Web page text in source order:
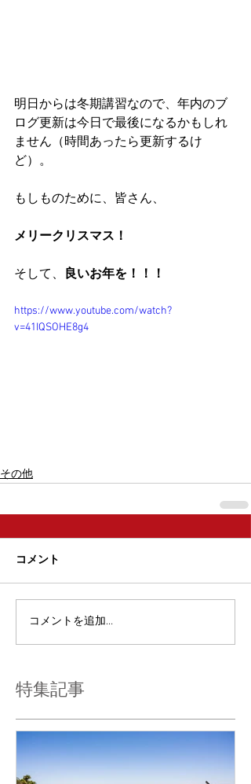
明日からは冬期講習なので、年内のブ
ログ更新は今日で最後になるかもしれ
ません（時間あったら更新するけ
ど）。
もしものために、皆さん、
メリークリスマス！
そして、 良いお年を！！！
https://www.youtube.com/watch?
v=41IQSOHE8g4
その他
コメント
コメントを追加…
特集記事